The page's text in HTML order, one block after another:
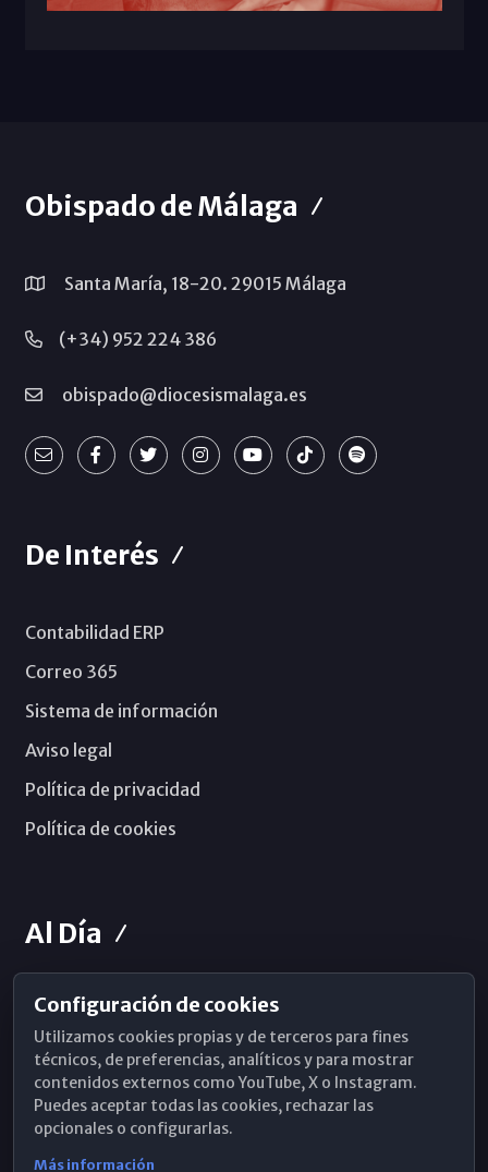
Obispado de Málaga
Santa María, 18-20. 29015 Málaga
(+34) 952 224 386
obispado@diocesismalaga.es
De Interés
Contabilidad ERP
Correo 365
Sistema de información
Aviso legal
Política de privacidad
Política de cookies
Al Día
Horarios de Misa
Hemeroteca
WhatsApp
Configuración de cookies
Utilizamos cookies propias y de terceros para fines
técnicos, de preferencias, analíticos y para mostrar
contenidos externos como YouTube, X o Instagram.
Puedes aceptar todas las cookies, rechazar las
opcionales o configurarlas.
Más información